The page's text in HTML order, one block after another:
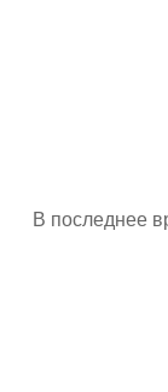
В последнее